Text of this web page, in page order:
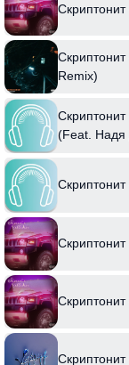
Remix)
(Feat.